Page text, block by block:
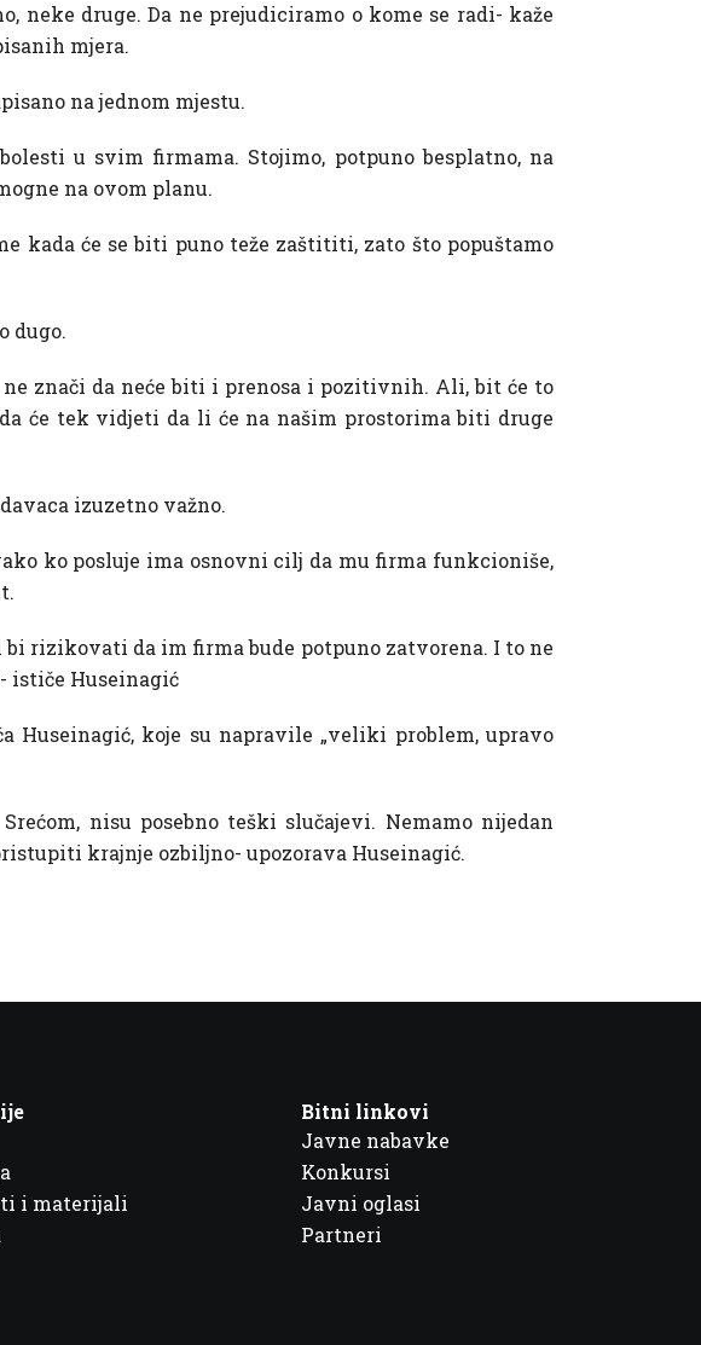
neke druge. Da ne prejudiciramo o kome se radi- kaže
mjera.
na jednom mjestu.
u svim firmama. Stojimo, potpuno besplatno, na
na ovom planu.
kada će se biti puno teže zaštititi, zato što popuštamo
dugo.
znači da neće biti i prenosa i pozitivnih. Ali, bit će to
će tek vidjeti da li će na našim prostorima biti druge
izuzetno važno.
ko posluje ima osnovni cilj da mu firma funkcioniše,
rizikovati da im firma bude potpuno zatvorena. I to ne
ističe Huseinagić
Huseinagić, koje su napravile „veliki problem, upravo
nisu posebno teški slučajevi. Nemamo nijedan
krajnje ozbiljno- upozorava Huseinagić.
i materijali
Bitni linkovi
Javne nabavke
Konkursi
Javni oglasi
Partneri